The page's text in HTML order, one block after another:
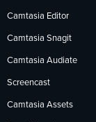
Camtasia Editor
Camtasia Snagit
Camtasia Audiate
Screencast
Camtasia Assets